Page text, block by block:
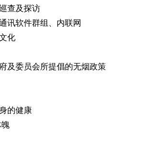
查及探访
讯软件群组、内联网
化
及委员会所提倡的无烟政策
的健康